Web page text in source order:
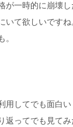
が一時的に崩壊
いて欲しいです
。
用してでも面白
返ってでも見て